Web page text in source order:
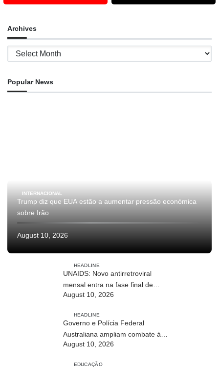
Archives
Archives
Popular News
INTERNACIONAL
Trump diz que EUA estão a aumentar pressão económica
sobre Irão
August 10, 2026
HEADLINE
UNAIDS: Novo antirretroviral
mensal entra na fase final de
ensaios clínicos
August 10, 2026
HEADLINE
Governo e Polícia Federal
Australiana ampliam combate à
exploração infantil online
August 10, 2026
EDUCAÇÃO